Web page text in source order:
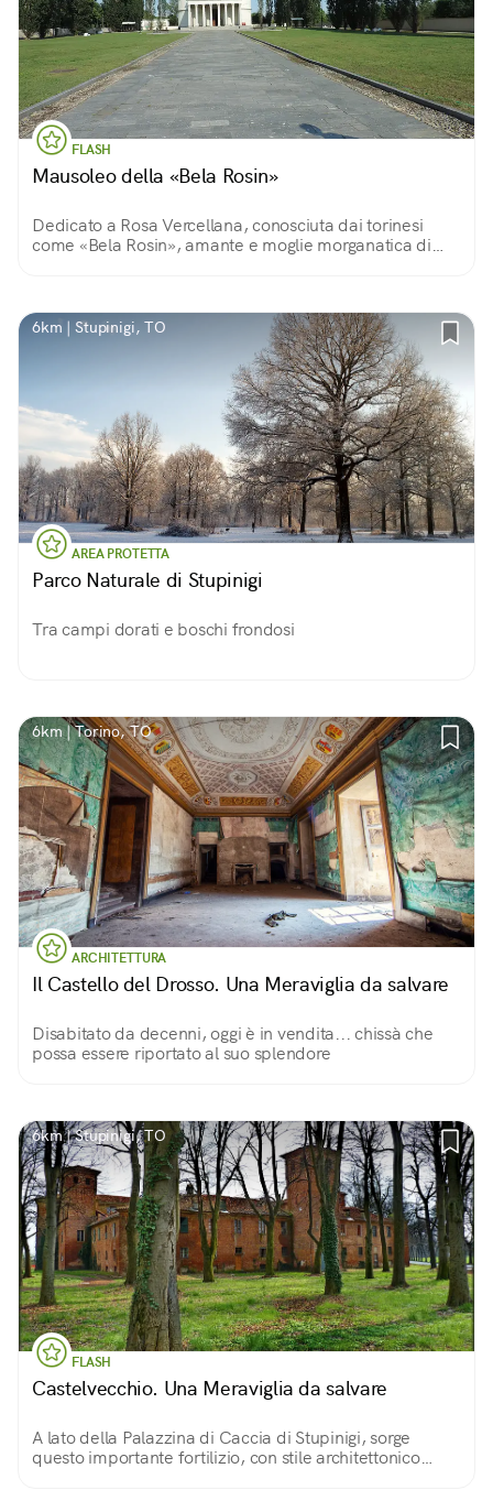
FLASH
Mausoleo della «Bela Rosin»
Dedicato a Rosa Vercellana, conosciuta dai torinesi
come «Bela Rosin», amante e moglie morganatica di
6km | Stupinigi, TO
AREA PROTETTA
Parco Naturale di Stupinigi
Tra campi dorati e boschi frondosi
6km | Torino, TO
ARCHITETTURA
Il Castello del Drosso. Una Meraviglia da salvare
Disabitato da decenni, oggi è in vendita... chissà che
possa essere riportato al suo splendore
6km | Stupinigi, TO
FLASH
Castelvecchio. Una Meraviglia da salvare
A lato della Palazzina di Caccia di Stupinigi, sorge
questo importante fortilizio, con stile architettonico